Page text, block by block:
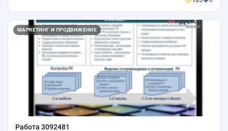
МАРКЕТИНГ И ПРОДВИЖЕНИЕ
Работа 3092481